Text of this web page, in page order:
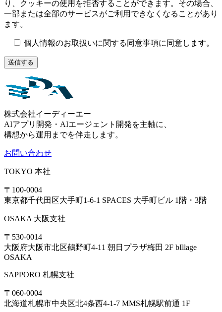
り、クッキーの使用を拒否することができます。その場合、
一部または全部のサービスがご利用できなくなることがあり
ます。
個人情報のお取扱いに関する同意事項に同意します。
株式会社イーディーエー
AIアプリ開発・AIエージェント開発を主軸に、
構想から運用までを伴走します。
お問い合わせ
TOKYO 本社
〒100-0004
東京都千代田区大手町1-6-1 SPACES 大手町ビル 1階・3階
OSAKA 大阪支社
〒530-0014
大阪府大阪市北区鶴野町4-11 朝日プラザ梅田 2F bIllage
OSAKA
SAPPORO 札幌支社
〒060-0004
北海道札幌市中央区北4条西4-1-7 MMS札幌駅前通 1F